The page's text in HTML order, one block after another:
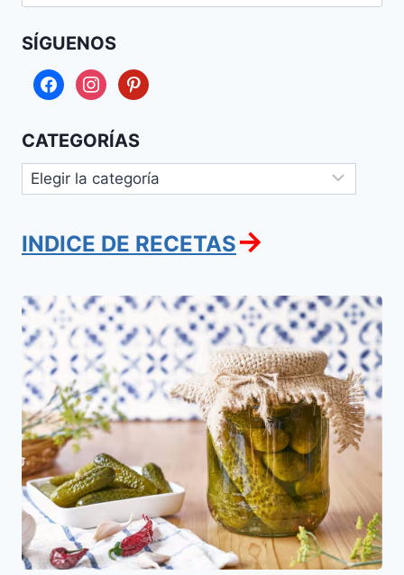
SÍGUENOS
facebookinstagrampinterest
CATEGORÍAS
Categorías
INDICE DE RECETAS→
Pepinos
Agridulces